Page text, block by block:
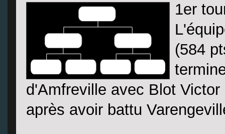
1er
(584
d'Amfreville avec Blot
après avoir battu